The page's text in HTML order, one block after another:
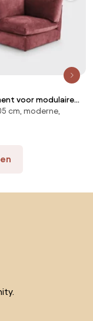
voor modulaire
Malo
cm, moderne,